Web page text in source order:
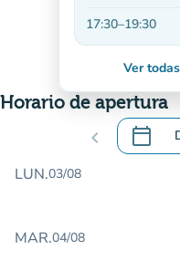
17:30–19:30
Ver
Horario de apertura
chevron_left calendar_today
.Abra
LUN.03/08
MAR.04/08